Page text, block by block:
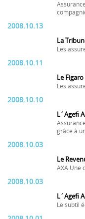
2008.10.13
La
Les
2008.10.11
Le
Les
2008.10.10
L´Agefi
grâce à
2008.10.03
Le
AXA Une
2008.10.03
L´Agefi
Le subtil